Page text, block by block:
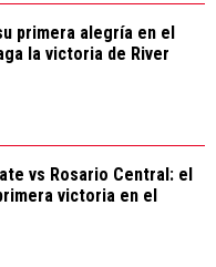
primera alegría en el
la victoria de River
vs Rosario Central: el
victoria en el